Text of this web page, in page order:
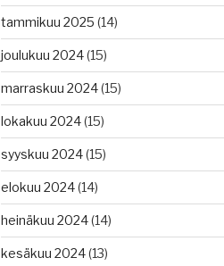
tammikuu 2025 (14)
joulukuu 2024(15)
marraskuu 2024(15)
lokakuu 2024(15)
syyskuu 2024(15)
elokuu 2024(14)
heinäkuu 2024(14)
kesäkuu 2024(13)